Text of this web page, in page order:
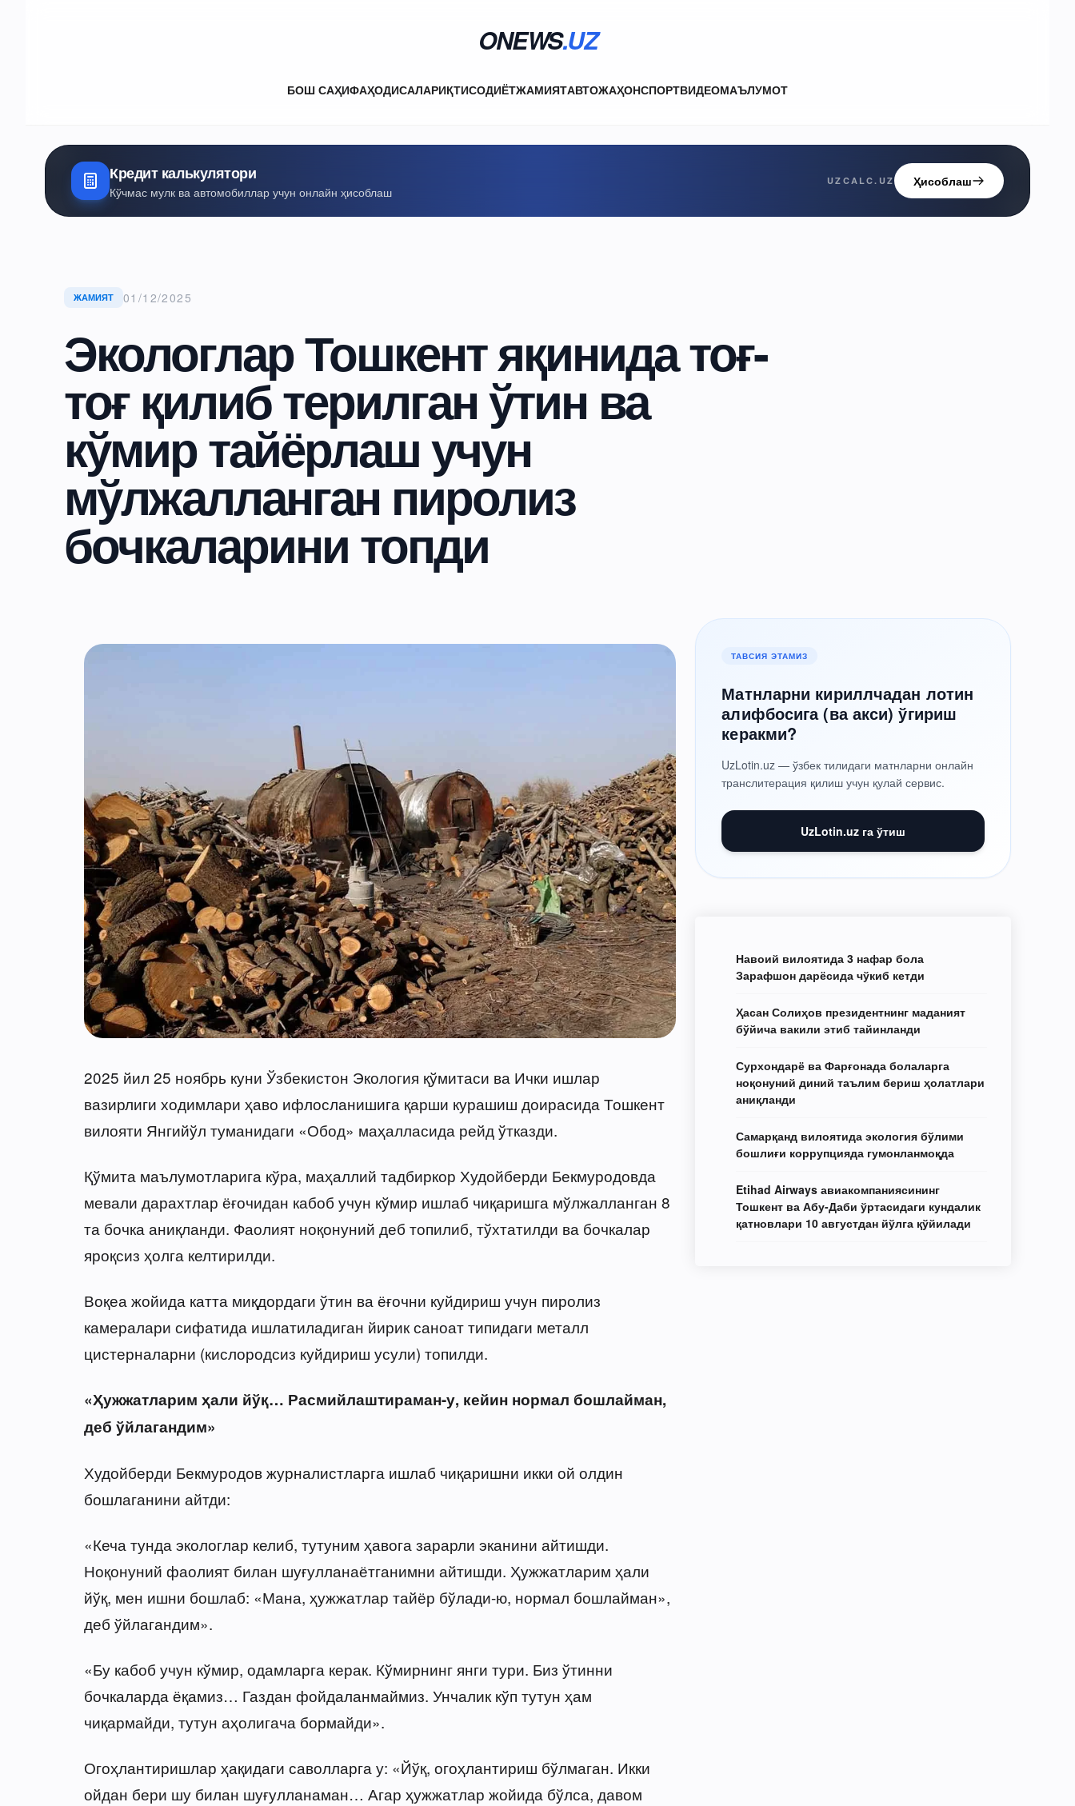
ONEWS.UZ
БОШ САҲИФАҲОДИСАЛАРИҚТИСОДИЁТЖАМИЯТАВТОЖАҲОНСПОРТВИДЕОМАЪЛУМОТ
Кредит калькулятори
Кўчмас мулк ва автомобиллар учун онлайн ҳисоблаш
UZCALC.UZ Ҳисоблаш
ЖАМИЯТ 01/12/2025
Экологлар Тошкент яқинида тоғ-
тоғ қилиб терилган ўтин ва
кўмир тайёрлаш учун
мўлжалланган пиролиз
бочкаларини топди
2025 йил 25 ноябрь куни Ўзбекистон Экология қўмитаси ва Ички ишлар
вазирлиги ходимлари ҳаво ифлосланишига қарши курашиш доирасида Тошкент
вилояти Янгийўл туманидаги «Обод» маҳалласида рейд ўтказди.
Қўмита маълумотларига кўра, маҳаллий тадбиркор Худойберди Бекмуродовда
мевали дарахтлар ёғочидан кабоб учун кўмир ишлаб чиқаришга мўлжалланган 8
та бочка аниқланди. Фаолият ноқонуний деб топилиб, тўхтатилди ва бочкалар
яроқсиз ҳолга келтирилди.
Воқеа жойида катта миқдордаги ўтин ва ёғочни куйдириш учун пиролиз
камералари сифатида ишлатиладиган йирик саноат типидаги металл
цистерналарни (кислородсиз куйдириш усули) топилди.
«Ҳужжатларим ҳали йўқ… Расмийлаштираман-у, кейин нормал бошлайман,
деб ўйлагандим»
Худойберди Бекмуродов журналистларга ишлаб чиқаришни икки ой олдин
бошлаганини айтди:
«Кеча тунда экологлар келиб, тутуним ҳавога зарарли эканини айтишди.
Ноқонуний фаолият билан шуғулланаётганимни айтишди. Ҳужжатларим ҳали
йўқ, мен ишни бошлаб: «Мана, ҳужжатлар тайёр бўлади-ю, нормал бошлайман»,
деб ўйлагандим».
«Бу кабоб учун кўмир, одамларга керак. Кўмирнинг янги тури. Биз ўтинни
бочкаларда ёқамиз… Газдан фойдаланмаймиз. Унчалик кўп тутун ҳам
чиқармайди, тутун аҳолигача бормайди».
Огоҳлантиришлар ҳақидаги саволларга у: «Йўқ, огоҳлантириш бўлмаган. Икки
ойдан бери шу билан шуғулланаман… Агар ҳужжатлар жойида бўлса, давом
ТАВСИЯ ЭТАМИЗ
Матнларни кириллчадан лотин
алифбосига (ва акси) ўгириш
керакми?
UzLotin.uz — ўзбек тилидаги матнларни онлайн
транслитерация қилиш учун қулай сервис.
UzLotin.uz га ўтиш
Навоий вилоятида 3 нафар бола
Зарафшон дарёсида чўкиб кетди
Ҳасан Солиҳов президентнинг маданият
бўйича вакили этиб тайинланди
Сурхондарё ва Фарғонада болаларга
ноқонуний диний таълим бериш ҳолатлари
аниқланди
Самарқанд вилоятида экология бўлими
бошлиғи коррупцияда гумонланмоқда
Etihad Airways авиакомпаниясининг
Тошкент ва Абу-Даби ўртасидаги кундалик
қатновлари 10 августдан йўлга қўйилади